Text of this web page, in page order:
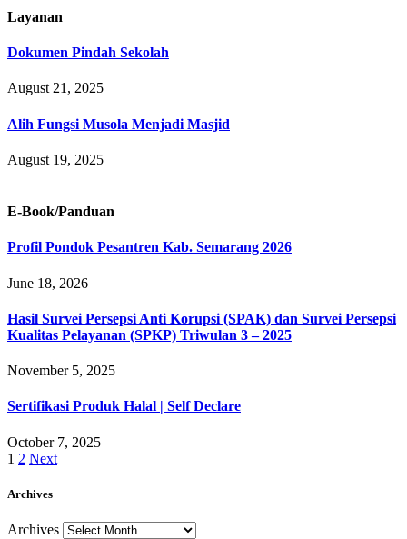
Layanan
Dokumen Pindah Sekolah
August 21, 2025
Alih Fungsi Musola Menjadi Masjid
August 19, 2025
E-Book/Panduan
Profil Pondok Pesantren Kab. Semarang 2026
June 18, 2026
Hasil Survei Persepsi Anti Korupsi (SPAK) dan Survei Persepsi
Kualitas Pelayanan (SPKP) Triwulan 3 – 2025
November 5, 2025
Sertifikasi Produk Halal | Self Declare
October 7, 2025
1 2 Next
Archives
Archives